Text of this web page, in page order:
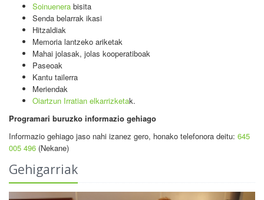
Soinuenera bisita
Senda belarrak ikasi
Hitzaldiak
Memoria lantzeko ariketak
Mahai jolasak, jolas kooperatiboak
Paseoak
Kantu tailerra
Meriendak
Oiartzun Irratian elkarrizketak.
Programari buruzko informazio gehiago
Informazio gehiago jaso nahi izanez gero, honako telefonora deitu: 645
005 496 (Nekane)
Gehigarriak